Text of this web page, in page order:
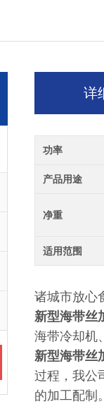
详
功率
产品用途
净重
适用范围
诸城市放心
新型海带丝
海带冷却机
新型海带丝
过程，我公
的加工配制